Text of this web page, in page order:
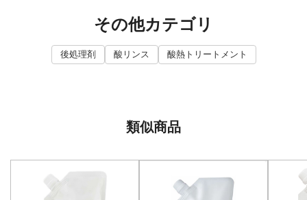
その他カテゴリ
後処理剤 酸リンス 酸熱トリートメント
類似商品